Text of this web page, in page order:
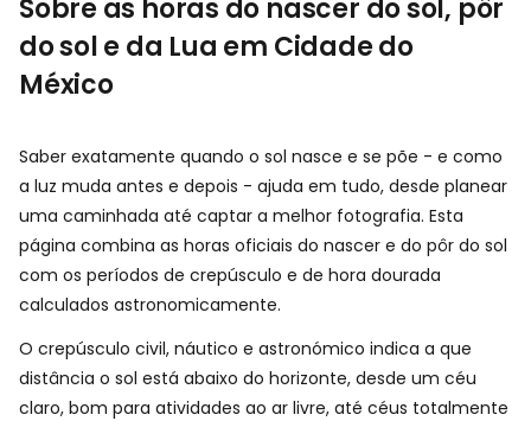
Sobre as horas do nascer do sol, pôr
do sol e da Lua em Cidade do
México
Saber exatamente quando o sol nasce e se põe - e como
a luz muda antes e depois - ajuda em tudo, desde planear
uma caminhada até captar a melhor fotografia. Esta
página combina as horas oficiais do nascer e do pôr do sol
com os períodos de crepúsculo e de hora dourada
calculados astronomicamente.
O crepúsculo civil, náutico e astronómico indica a que
distância o sol está abaixo do horizonte, desde um céu
claro, bom para atividades ao ar livre, até céus totalmente